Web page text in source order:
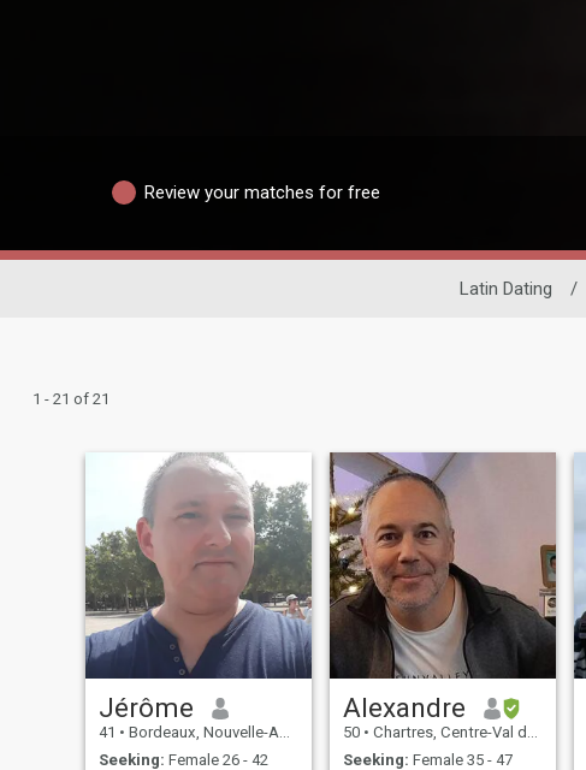
Review your matches for free
Latin Dating /
1 - 21 of 21
Jérôme
41 • Bordeaux, Nouvelle-Aquitaine, France
Seeking: Female 26 - 42
Alexandre
50 • Chartres, Centre-Val de Loire, France
Seeking: Female 35 - 47